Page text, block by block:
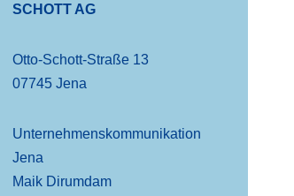
SCHOTT AG
Otto-Schott-Straße 13
07745 Jena
Unternehmenskommunikation
Jena
Maik Dirumdam